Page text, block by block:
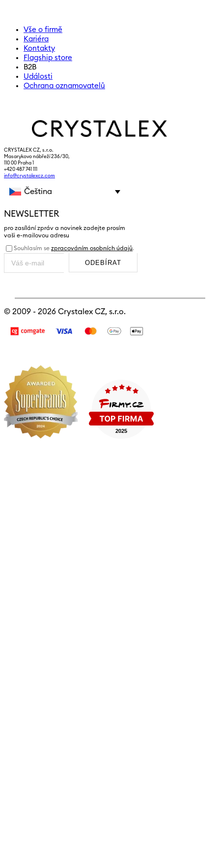
Vše o firmě
Kariéra
Kontakty
Flagship store
B2B
Události
Ochrana oznamovatelů
CRYSTALEX CZ, s.r.o.
Masarykovo nábřeží 236/30,
110 00 Praha 1
+420 487 741 111
info@crystalexcz.com
Čeština
NEWSLETTER
pro zasílání zpráv a novinek zadejte prosím
vaši e-mailovou adresu
Souhlasím se zpracováním osobních údajů.
ODEBÍRAT
© 2009 - 2026 Crystalex CZ, s.r.o.